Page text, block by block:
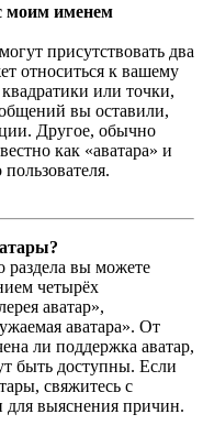
моим именем
присутствовать два
относиться к вашему
или точки,
вы оставили,
Другое, обычно
как «аватара» и
раздела вы можете
четырёх
аватар»,
аватара». От
ли поддержка аватар,
быть доступны. Если
свяжитесь с
для выяснения причин.